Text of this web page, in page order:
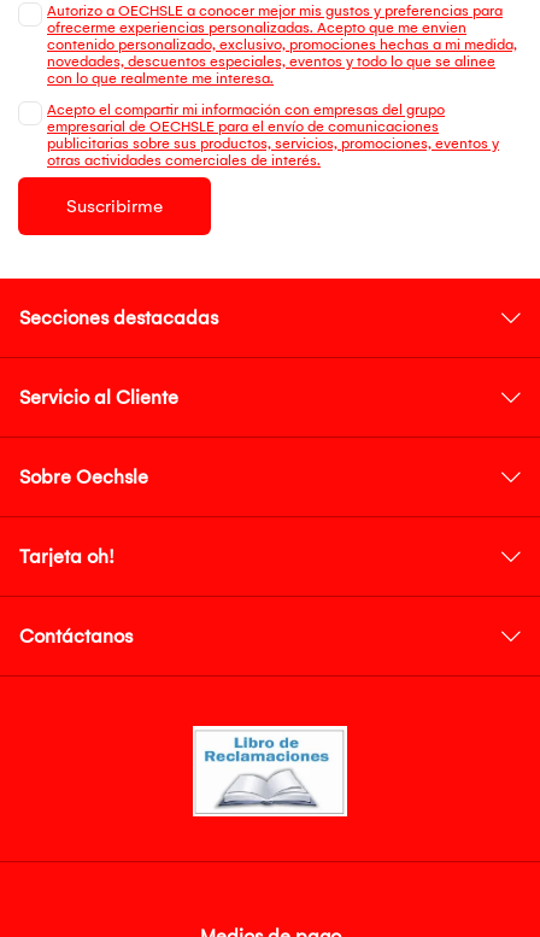
Autorizo a OECHSLE a conocer mejor mis gustos y preferencias para
ofrecerme experiencias personalizadas. Acepto que me envien
contenido personalizado, exclusivo, promociones hechas a mi medida,
novedades, descuentos especiales, eventos y todo lo que se alinee
con lo que realmente me interesa.
Acepto el compartir mi información con empresas del grupo
empresarial de OECHSLE para el envío de comunicaciones
publicitarias sobre sus productos, servicios, promociones, eventos y
otras actividades comerciales de interés.
Suscribirme
Secciones destacadas
Servicio al Cliente
Sobre Oechsle
Tarjeta oh!
Contáctanos